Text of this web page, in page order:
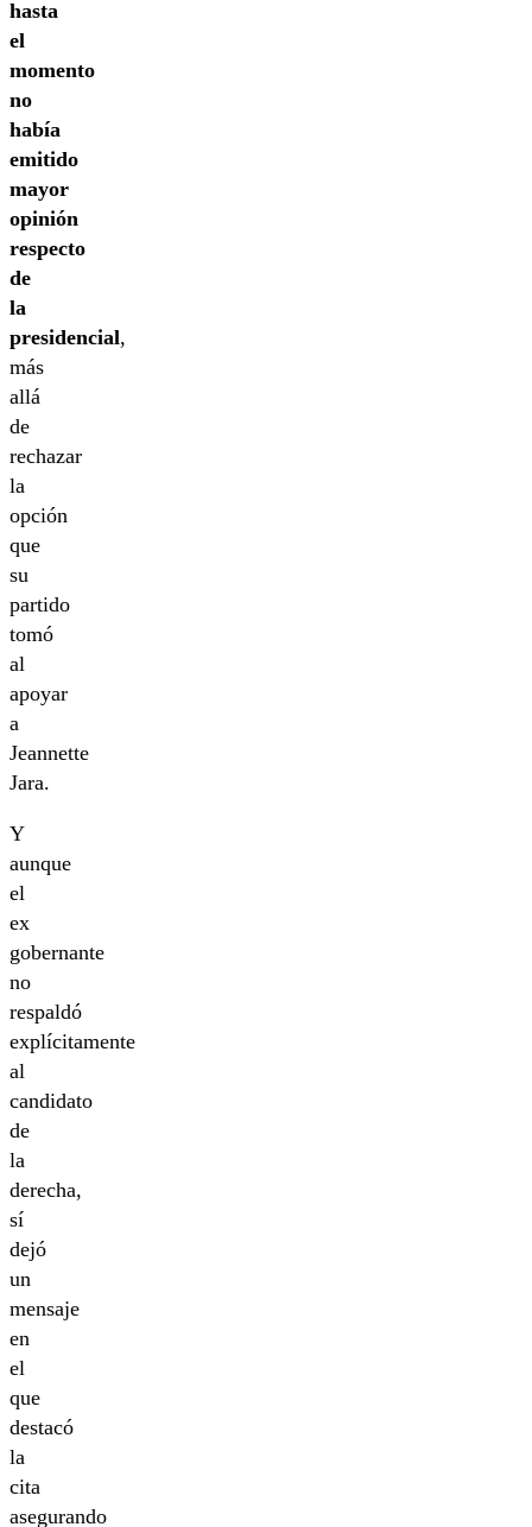
hasta
el
momento
no
había
emitido
mayor
opinión
respecto
de
la
presidencial,
más
allá
de
rechazar
la
opción
que
su
partido
tomó
al
apoyar
a
Jeannette
Jara.
Y
aunque
el
ex
gobernante
no
respaldó
explícitamente
al
candidato
de
la
derecha,
sí
dejó
un
mensaje
en
el
que
destacó
la
cita
asegurando